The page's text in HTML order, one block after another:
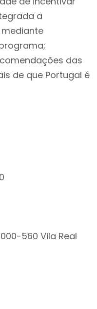
a
das
de que Portugal é
560 Vila Real